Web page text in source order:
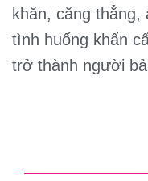
khăn, căng
tình huống khẩn
trở thành người